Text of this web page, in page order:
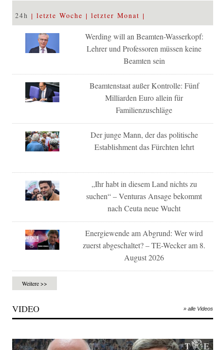
24h letzte Woche letzter Monat
Werding will an Beamten-Wasserkopf:
Lehrer und Professoren müssen keine
Beamten sein
Beamtenstaat außer Kontrolle: Fünf
Milliarden Euro allein für
Familienzuschläge
Der junge Mann, der das politische
Establishment das Fürchten lehrt
„Ihr habt in diesem Land nichts zu
suchen“ – Venturas Ansage bekommt
nach Ceuta neue Wucht
Energiewende am Abgrund: Wer wird
zuerst abgeschaltet? – TE-Wecker am 8.
August 2026
Weitere >>
VIDEO » alle Videos